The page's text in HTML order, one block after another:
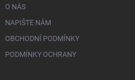
O NÁS
NAPIŠTE NÁM
OBCHODNÍ PODMÍNKY
PODMÍNKY OCHRANY